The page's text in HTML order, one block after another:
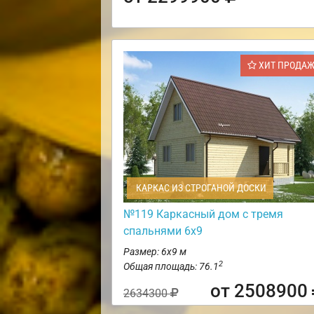
ХИТ ПРОДАЖ
КАРКАС ИЗ СТРОГАНОЙ ДОСКИ
№119 Каркасный дом с тремя
спальнями 6х9
Размер: 6х9 м
Общая площадь: 76.12
2634300 от 2508900